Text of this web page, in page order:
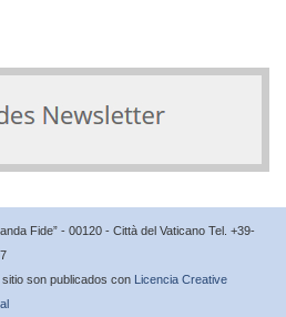
Fide” - 00120 - Città del Vaticano Tel. +39-
son publicados con Licencia Creative